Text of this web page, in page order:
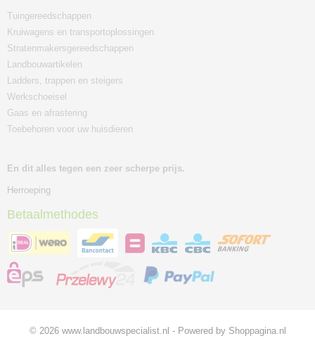
Tuingereedschappen
Kruiwagens en transportoplossingen
Stratenmakersgereedschappen
Landbouwartikelen
Ladders, trappen en steigers
Werkschoeisel
Gaas en afrastering
Toebehoren voor uw huisdieren
En dit alles tegen een zeer scherpe prijs.
Herroeping
Betaalmethodes
© 2026 www.landbouwspecialist.nl - Powered by Shoppagina.nl